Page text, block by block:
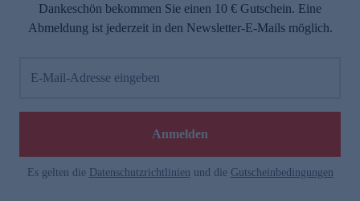
Dankeschön bekommen Sie einen 10 € Gutschein. Eine
Abmeldung ist jederzeit in den Newsletter-E-Mails möglich.
E-Mail-Adresse eingeben
Anmelden
Es gelten die Datenschutzrichtlinien und die Gutscheinbedingungen